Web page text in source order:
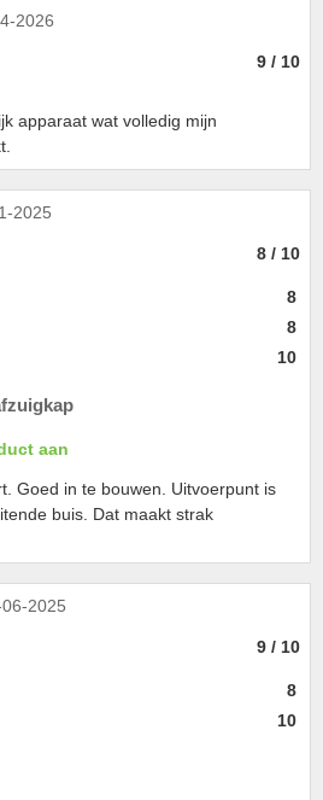
2026
9 / 10
apparaat wat volledig mijn
2025
8 / 10
8
8
10
aan
Goed in te bouwen. Uitvoerpunt is
buis. Dat maakt strak
2025
9 / 10
8
10